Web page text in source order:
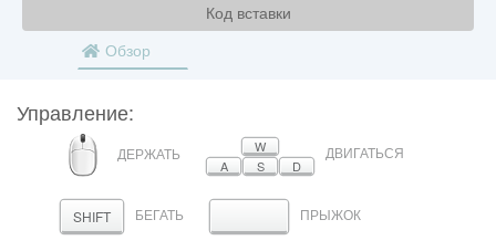
Код вставки
Обзор
Управление:
МЫШЬ
ДЕРЖАТЬ
W
A
S D
ДВИГАТЬСЯ
SHIFT БЕГАТЬ ПРОБЕЛПРЫЖОК